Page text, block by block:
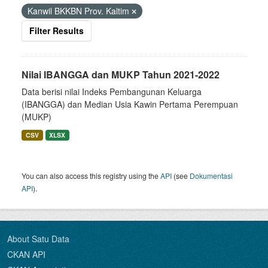
Kanwil BKKBN Prov. Kaltim
Filter Results
Nilai IBANGGA dan MUKP Tahun 2021-2022
Data berisi nilai Indeks Pembangunan Keluarga
(IBANGGA) dan Median Usia Kawin Pertama Perempuan
(MUKP)
CSV XLSX
You can also access this registry using theAPI (see Dokumentasi
API).
About Satu Data
CKAN API